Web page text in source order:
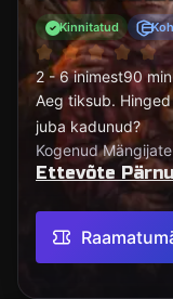
Kinnitatud
2 - 6 inimest90
Aeg tiksub.
juba kadunud?
Kogenud
Ettevõte